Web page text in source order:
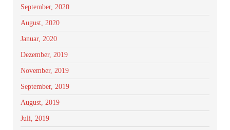
September, 2020
August, 2020
Januar, 2020
Dezember, 2019
November, 2019
September, 2019
August, 2019
Juli, 2019